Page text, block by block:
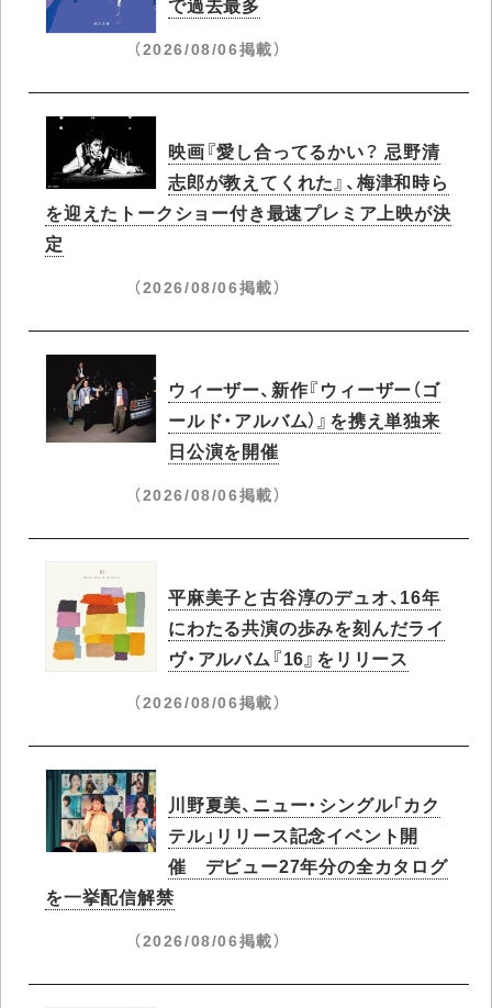
（2026/08/06掲載）
映画『愛し合ってるかい？ 忌野清
志郎が教えてくれた』、梅津和時ら
を迎えたトークショー付き最速プレミア上映が決
定
（2026/08/06掲載）
ウィーザー、新作『ウィーザー（ゴ
ールド・アルバム）』を携え単独来
日公演を開催
（2026/08/06掲載）
平麻美子と古谷淳のデュオ、16年
にわたる共演の歩みを刻んだライ
ヴ・アルバム『16』をリリース
（2026/08/06掲載）
川野夏美、ニュー・シングル「カク
テル」リリース記念イベント開
催 デビュー27年分の全カタログ
を一挙配信解禁
（2026/08/06掲載）